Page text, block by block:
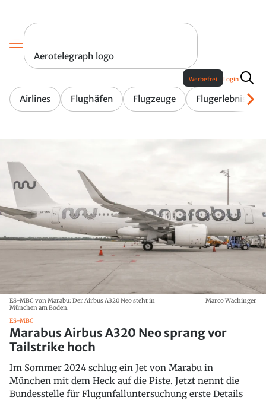
Aerotelegraph logo
Airlines Flughäfen Flugzeuge Flugerlebnis
Werbefrei Login
ES-MBC von Marabu: Der Airbus A320 Neo steht in
München am Boden.
Marco Wachinger
ES-MBC
Marabus Airbus A320 Neo sprang vor
Tailstrike hoch
Im Sommer 2024 schlug ein Jet von Marabu in
München mit dem Heck auf die Piste. Jetzt nennt die
Bundesstelle für Flugunfalluntersuchung erste Details